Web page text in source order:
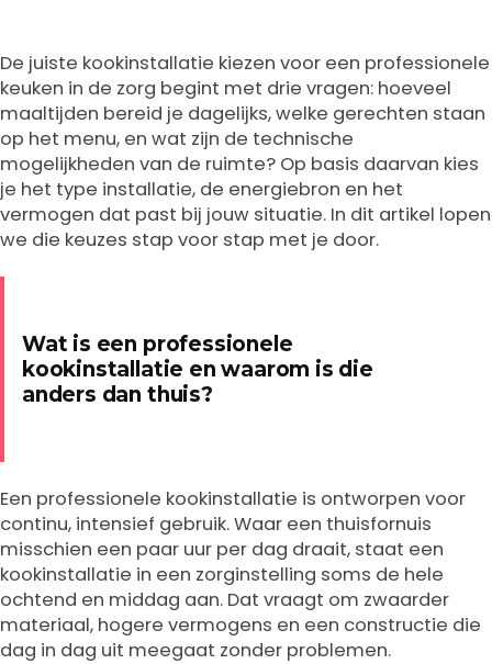
De juiste kookinstallatie kiezen voor een professionele
keuken in de zorg begint met drie vragen: hoeveel
maaltijden bereid je dagelijks, welke gerechten staan
op het menu, en wat zijn de technische
mogelijkheden van de ruimte? Op basis daarvan kies
je het type installatie, de energiebron en het
vermogen dat past bij jouw situatie. In dit artikel lopen
we die keuzes stap voor stap met je door.
Wat is een professionele
kookinstallatie en waarom is die
anders dan thuis?
Een professionele kookinstallatie is ontworpen voor
continu, intensief gebruik. Waar een thuisfornuis
misschien een paar uur per dag draait, staat een
kookinstallatie in een zorginstelling soms de hele
ochtend en middag aan. Dat vraagt om zwaarder
materiaal, hogere vermogens en een constructie die
dag in dag uit meegaat zonder problemen.